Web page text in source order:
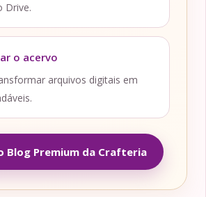
Drive.
o acervo
arquivos digitais em
Blog Premium da Crafteria